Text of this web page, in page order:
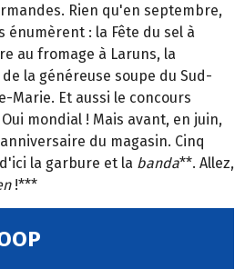
Rien qu'en septembre,
énumèrent : la Fête du sel à
au fromage à Laruns, la
la généreuse soupe du Sud-
Marie. Et aussi le concours
mondial ! Mais avant, en juin,
du magasin. Cinq
la garbure et la banda**. Allez,
!***